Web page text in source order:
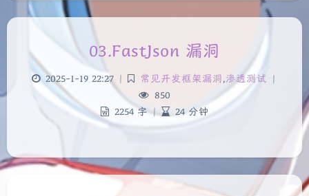
03.FastJson 漏洞
2025-1-19 22:27 | 常见开发框架漏洞,渗透测试 |
850
2254 字 | 24 分钟